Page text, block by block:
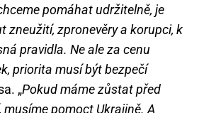
pomáhat udržitelně, je
zneužití, zpronevěry a korupci, k
pravidla. Ne ale za cenu
priorita musí být bezpečí
„Pokud máme zůstat před
musíme pomoct Ukrajině. A